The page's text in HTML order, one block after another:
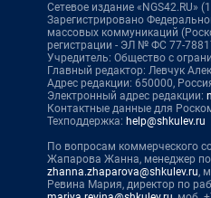
Сетевое издание «NGS42.RU»
Зарегистрировано
массовых коммуникаций
регистрации - ЭЛ № ФС 77-
Учредитель: Общество с
Главный редактор: Левчук
Адрес редакции: 650000,
Электронный адрес редакции:
Контактные данные для
Техподдержка: help@shkulev.ru
По вопросам коммерческого
Жапарова Жанна, менеджер
zhanna.zhaparova@shkulev.ru,
Ревина Мария, директор по